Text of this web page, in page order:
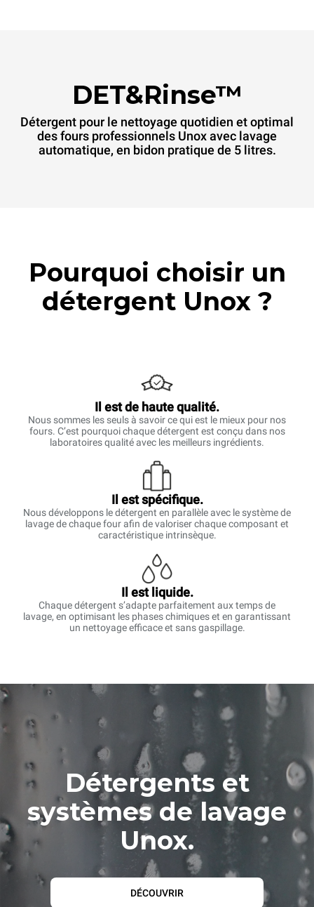
DET&Rinse™
Détergent pour le nettoyage quotidien et optimal
des fours professionnels Unox avec lavage
automatique, en bidon pratique de 5 litres.
Pourquoi choisir un
détergent Unox ?
Il est de haute qualité.
Nous sommes les seuls à savoir ce qui est le mieux pour nos
fours. C’est pourquoi chaque détergent est conçu dans nos
laboratoires qualité avec les meilleurs ingrédients.
Il est spécifique.
Nous développons le détergent en parallèle avec le système de
lavage de chaque four afin de valoriser chaque composant et
caractéristique intrinsèque.
Il est liquide.
Chaque détergent s’adapte parfaitement aux temps de
lavage, en optimisant les phases chimiques et en garantissant
un nettoyage efficace et sans gaspillage.
Détergents et
systèmes de lavage
Unox.
DÉCOUVRIR